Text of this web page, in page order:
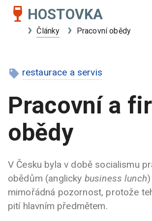
HOSTOVKA
Články Pracovní obědy
restaurace a servis
Pracovní a
obědy
V Česku byla v době socialismu
obědům (anglicky business lunch
mimořádná pozornost, protože
pití hlavním předmětem.